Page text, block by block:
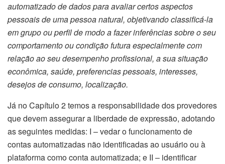
automatizado de dados para avaliar certos aspectos
pessoais de uma pessoa natural, objetivando classificá-la
em grupo ou perfil de modo a fazer inferências sobre o seu
comportamento ou condição futura especialmente com
relação ao seu desempenho profissional, a sua situação
econômica, saúde, preferencias pessoais, interesses,
desejos de consumo, localização.
Já no Capítulo 2 temos a responsabilidade dos provedores
que devem assegurar a liberdade de expressão, adotando
as seguintes medidas: I – vedar o funcionamento de
contas automatizadas não identificadas ao usuário ou à
plataforma como conta automatizada; e II – identificar